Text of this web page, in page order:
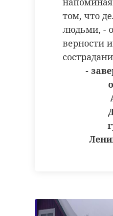
том, что
людьми, -
верности и
-